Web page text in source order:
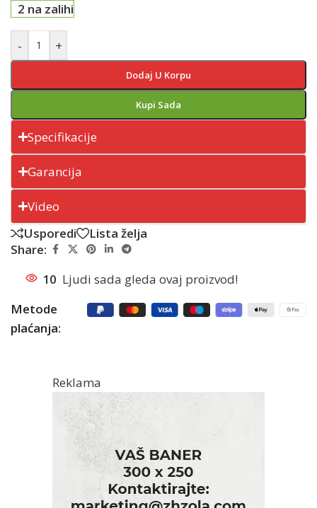
2 na zalihi
- +
Dodaj U Korpu
Kupi Sada
Specifikacije
Garancija
Video
Usporedi
Lista želja
Share:
10 Ljudi sada gleda ovaj proizvod!
Metode
plaćanja:
Reklama